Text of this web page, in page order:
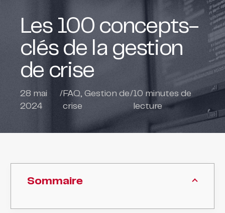
Les 100 concepts-
clés de la gestion
de crise
28 mai
2024
/FAQ, Gestion de
crise
/10 minutes de
lecture
Sommaire